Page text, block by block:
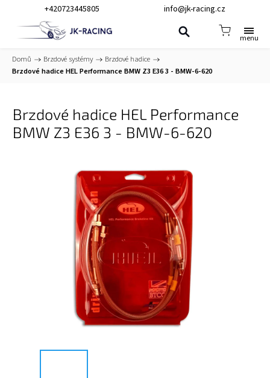
+420723445805 info@jk-racing.cz
Domů / Brzdové systémy / Brzdové hadice /
Brzdové hadice HEL Performance BMW Z3 E36 3 - BMW-6-620
Brzdové hadice HEL Performance
BMW Z3 E36 3 - BMW-6-620